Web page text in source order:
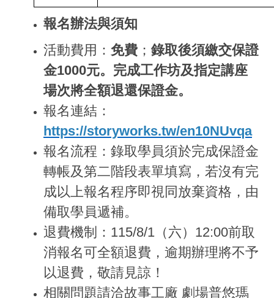
報名辦法與須知
活動費用： 免費 ； 錄取後須繳交保證
金1000元。完成工作坊及指定講座
場次將全額退還保證金。
報名連結：
https://storyworks.tw/en10NUvqa
報名流程：錄取學員須於完成保證金
轉帳及第二階段表單填寫，若沒有完
成以上報名程序即視同放棄資格，由
備取學員遞補。
退費機制：115/8/1（六）12:00前取
消報名可全額退費，逾期辦理將不予
以退費，敬請見諒！
相關問題請洽故事工廠 劇場普悠瑪